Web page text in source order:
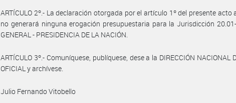
ARTÍCULO 2º.- La declaración otorgada por el artículo 1º del presente
no generará ninguna erogación presupuestaria para la Jurisdicción 20.01-
GENERAL - PRESIDENCIA DE LA NACIÓN.
ARTÍCULO 3º.- Comuníquese, publíquese, dese a la DIRECCIÓN NACIONAL
OFICIAL y archívese.
Julio Fernando Vitobello